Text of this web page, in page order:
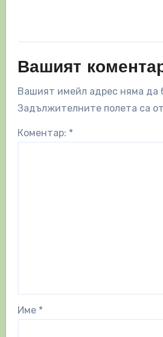
Вашият
Вашият имейл адрес няма да
Задължителните полета са
Коментар: *
Име *